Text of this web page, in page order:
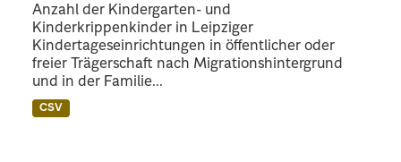
Anzahl der Kindergarten- und
Kinderkrippenkinder in Leipziger
Kindertageseinrichtungen in öffentlicher oder
freier Trägerschaft nach Migrationshintergrund
und in der Familie...
CSV